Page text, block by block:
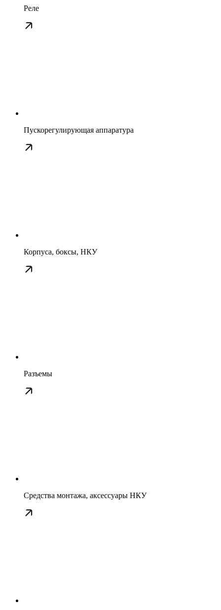
Реле
Пускорегулирующая аппаратура
Корпуса, боксы, НКУ
Разъемы
Средства монтажа, аксессуары НКУ